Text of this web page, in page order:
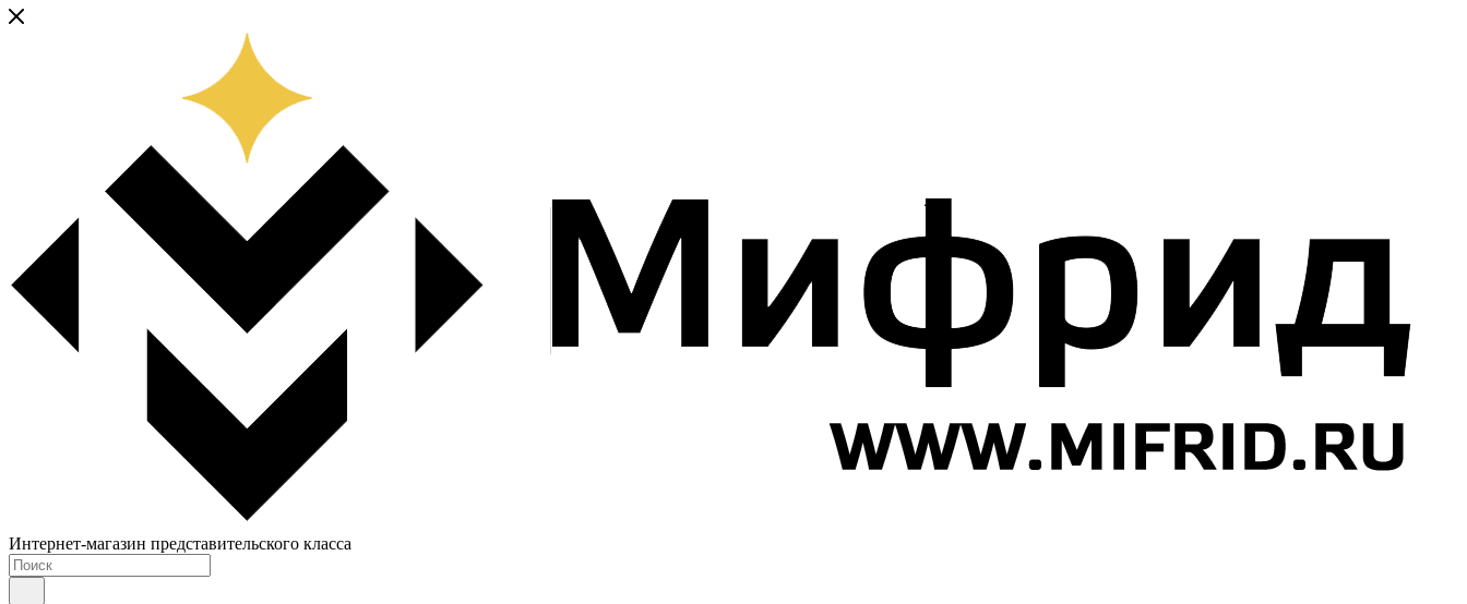
Интернет-магазин представительского класса